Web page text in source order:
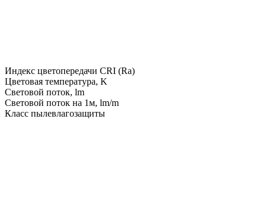
Индекс цветопередачи CRI (Ra)
Цветовая температура, K
Световой поток, lm
Световой поток на 1м, lm/m
Класс пылевлагозащиты